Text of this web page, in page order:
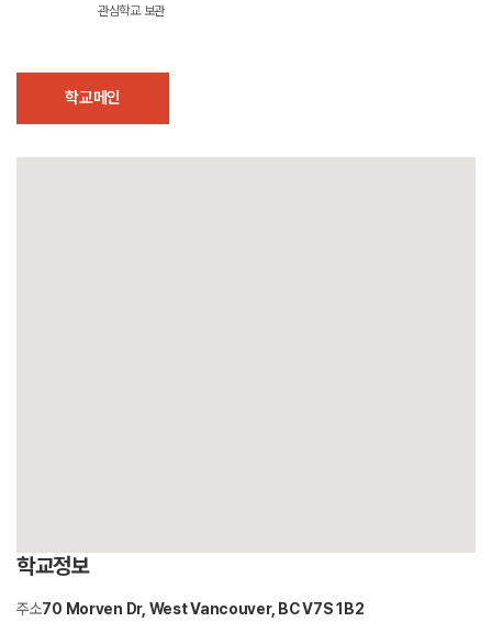
관심학교 보관
학교메인
학교정보
주소70 Morven Dr, West Vancouver, BC V7S 1B2